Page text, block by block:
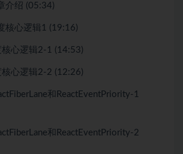
介绍 (05:34)
核心逻辑1 (19:16)
心逻辑2-1 (14:53)
心逻辑2-2 (12:26)
和ReactEventPriority-1
和ReactEventPriority-2